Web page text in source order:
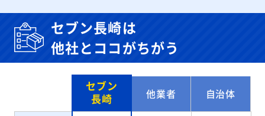
セブン長崎は
他社とココがちがう
セブン
長崎
他業者 自治体